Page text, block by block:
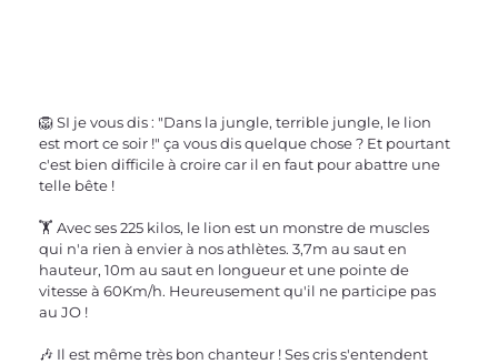
🦁 SI je vous dis : "Dans la jungle, terrible jungle, le lion
est mort ce soir !" ça vous dis quelque chose ? Et pourtant
c'est bien difficile à croire car il en faut pour abattre une
telle bête !
🏋️ Avec ses 225 kilos, le lion est un monstre de muscles
qui n'a rien à envier à nos athlètes. 3,7m au saut en
hauteur, 10m au saut en longueur et une pointe de
vitesse à 60Km/h. Heureusement qu'il ne participe pas
au JO !
🎶 Il est même très bon chanteur ! Ses cris s'entendent